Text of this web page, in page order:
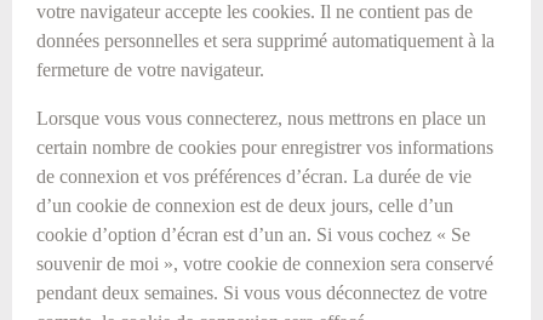
votre navigateur accepte les cookies. Il ne contient pas de
données personnelles et sera supprimé automatiquement à la
fermeture de votre navigateur.
Lorsque vous vous connecterez, nous mettrons en place un
certain nombre de cookies pour enregistrer vos informations
de connexion et vos préférences d’écran. La durée de vie
d’un cookie de connexion est de deux jours, celle d’un
cookie d’option d’écran est d’un an. Si vous cochez « Se
souvenir de moi », votre cookie de connexion sera conservé
pendant deux semaines. Si vous vous déconnectez de votre